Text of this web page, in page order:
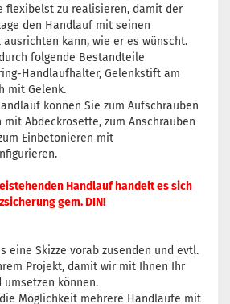
flexibelst zu realisieren, damit der
den Handlauf mit seinen
kann, wie er es wünscht.
folgende Bestandteile
Handlaufhalter, Gelenkstift am
mit Gelenk.
können Sie zum Aufschrauben
mit Abdeckrosette, zum Anschrauben
Einbetonieren mit
Handlauf handelt es sich
gem. DIN!
eine Skizze vorab zusenden und evtl.
Projekt, damit wir mit Ihnen Ihr
umsetzen können.
Möglichkeit mehrere Handläufe mit